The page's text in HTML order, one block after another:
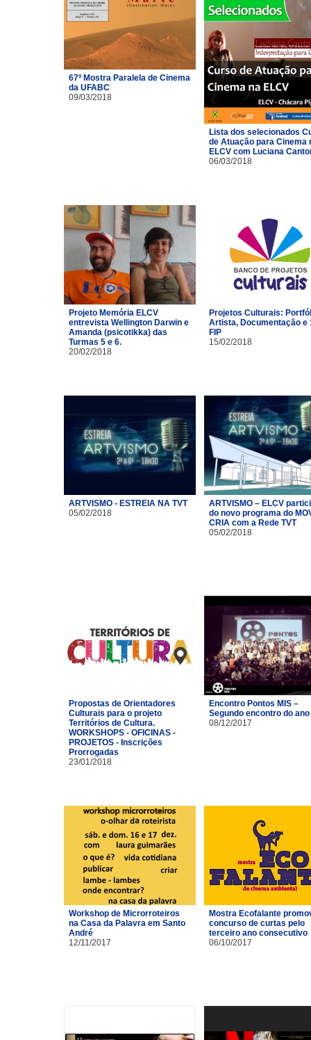
67º Mostra Paralela de Cinema
da UFABC
09/03/2018
Lista dos selecionados
de Atuação para Cinema
ELCV com Luciana
06/03/2018
Projeto Memória ELCV
entrevista Wellington Darwin e
Amanda (psicotikka) das
Turmas 5 e 6.
20/02/2018
Projetos Culturais:
Artista, Documentação e
FIP
15/02/2018
ARTVISMO - ESTREIA NA TVT
05/02/2018
ARTVISMO – ELCV
do novo programa do
CRIA com a Rede TVT
05/02/2018
Propostas de Orientadores
Culturais para o projeto
Territórios de Cultura.
WORKSHOPS - OFICINAS -
PROJETOS - Inscrições
Prorrogadas
23/01/2018
Encontro Pontos MIS –
Segundo encontro do ano
08/12/2017
Workshop de Microrroteiros
na Casa da Palavra em Santo
André
12/11/2017
Mostra Ecofalante
concurso de curtas pelo
terceiro ano consecutivo
06/10/2017